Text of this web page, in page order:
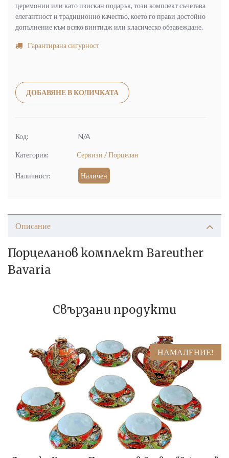
церемонии или като изискан подарък, този комплект съчетава
елегантност и традиционно качество, което го прави достойно
допълнение към всяко винтидж или класическо обзавеждане.
Гарантирана сигурност
ДОБАВЯНЕ В КОЛИЧКАТА
Код: N/A
Категория: Сервизи / Порцелан
Наличност: Наличен
Описание
Порцеланов комплект Bareuther
Bavaria
Свързани продукти
НАМАЛЕНИЕ!